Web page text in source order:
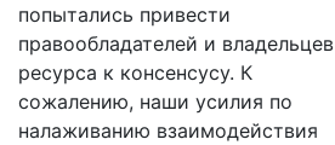
попытались привести
правообладателей и владельцев
ресурса к консенсусу. К
сожалению, наши усилия по
налаживанию взаимодействия